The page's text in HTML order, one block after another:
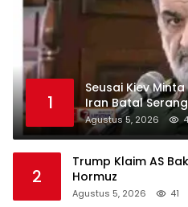
1
Seusai Kiev
Iran Batal
Agustus 5, 2026
2
Trump Klaim AS
Hormuz
Agustus 5, 2026 41